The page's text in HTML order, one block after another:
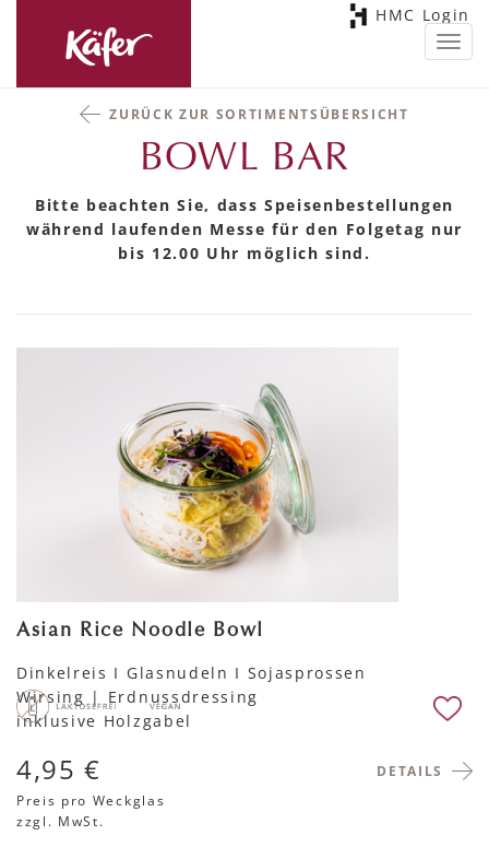
HMC Login
ZURÜCK ZUR SORTIMENTSÜBERSICHT
BOWL BAR
Bitte beachten Sie, dass Speisenbestellungen
während laufenden Messe für den Folgetag nur
bis 12.00 Uhr möglich sind.
Asian Rice Noodle Bowl
Dinkelreis I Glasnudeln I Sojasprossen
Wirsing | Erdnussdressing
inklusive Holzgabel
DETAILS
4,95 €
Preis pro Weckglas
zzgl. MwSt.